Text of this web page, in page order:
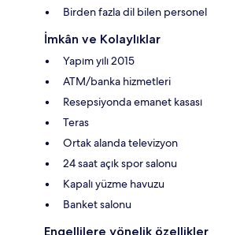
Birden fazla dil bilen personel
İmkân ve Kolaylıklar
Yapım yılı 2015
ATM/banka hizmetleri
Resepsiyonda emanet kasası
Teras
Ortak alanda televizyon
24 saat açık spor salonu
Kapalı yüzme havuzu
Banket salonu
Engellilere yönelik özellikler